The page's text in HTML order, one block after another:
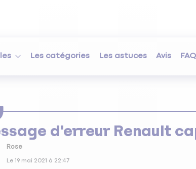
Les catégories Les astuces Avis FAQ
d'erreur Renault
Rose
Le 19 mai 2021 à 22:47